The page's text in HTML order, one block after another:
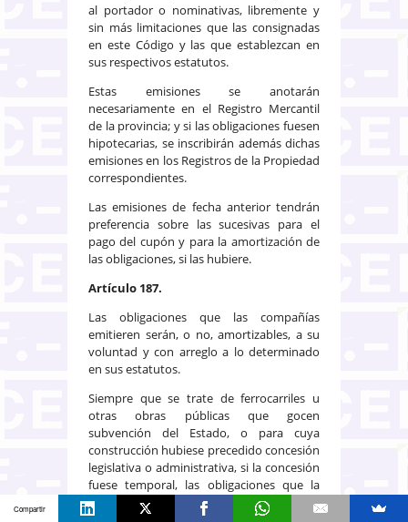
al portador o nominativas, libremente y
sin más limitaciones que las consignadas
en este Código y las que establezcan en
sus respectivos estatutos.
Estas emisiones se anotarán
necesariamente en el Registro Mercantil
de la provincia; y si las obligaciones fuesen
hipotecarias, se inscribirán además dichas
emisiones en los Registros de la Propiedad
correspondientes.
Las emisiones de fecha anterior tendrán
preferencia sobre las sucesivas para el
pago del cupón y para la amortización de
las obligaciones, si las hubiere.
Artículo 187.
Las obligaciones que las compañías
emitieren serán, o no, amortizables, a su
voluntad y con arreglo a lo determinado
en sus estatutos.
Siempre que se trate de ferrocarriles u
otras obras públicas que gocen
subvención del Estado, o para cuya
construcción hubiese precedido concesión
legislativa o administrativa, si la concesión
fuese temporal, las obligaciones que la
compañía concesionaria emitiere
Compartir